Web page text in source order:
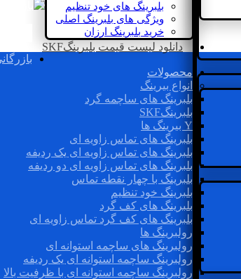
بلبرینگ های خود تنظیم
ویژگی های بلبرینگ اصلی
خرید بلبرینگ ارزان
دانلود لیست قیمت بلبرینگSKF
محصولات
انواع بیرینگ
بلبرینگ های ساچمه گرد
بلبرینگSKF
Y بیرینگ ها
بلبرینگ های تماس زاویه ای
بلبرینگ های تماس زاویه ای یک ردیفه
بلبرینگ های تماس زاویه ای دو ردیفه
بلبرینگ با چهار نقطه تماس
بلبرینگ خود تنظیم
بلبرینگ های کف گرد
بلبرینگ های کف گرد تماس زاویه ای
رولبرینگ ها
رولبرینگ های ساچمه استوانه ای
رولبرینگ ساچمه استوانه ای یک ردیفه
رولبرینگ ساچمه استوانه ای با ظرفیت بالا